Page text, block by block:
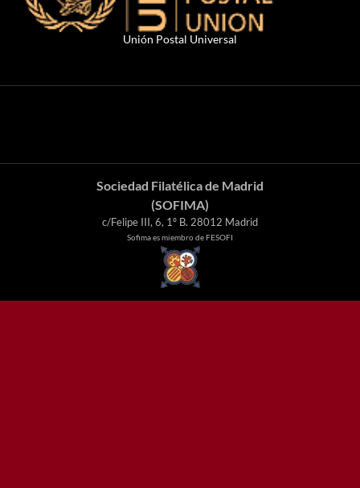
Unión Postal Universal
Sociedad Filatélica de Madrid
(SOFIMA)
c/Felipe III, 6, 1º B. 28012 Madrid
Sofima es miembro de FESOFI